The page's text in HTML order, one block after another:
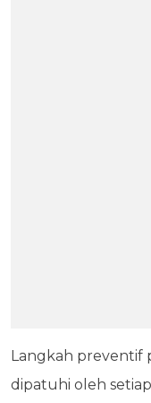
Langkah preventif
dipatuhi oleh